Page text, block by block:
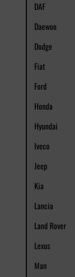
DAF
Daewoo
Dodge
Fiat
Ford
Honda
Hyundai
Iveco
Jeep
Kia
Lancia
Land Rover
Lexus
Man